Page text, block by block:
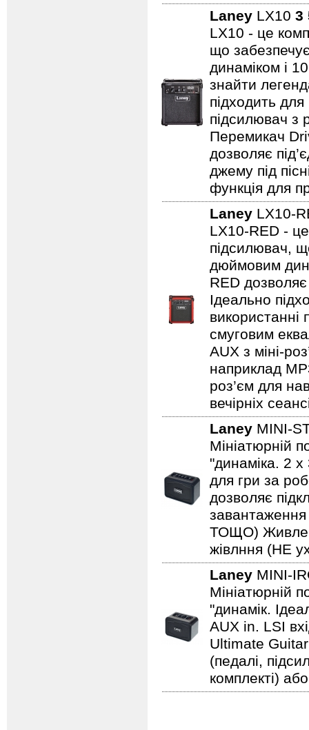
Laney LX10 3
LX10 - це
що
динаміком і
знайти
підходить
підсилювач з
Перемикач
дозволяє
джему під
функція для
Laney LX10-
LX10-RED -
підсилювач,
дюймовим
RED
Ідеально
використанні
смуговим
AUX з міні-
наприклад
роз’єм для
вечірніх
Laney MINI-
Мініатюрній
"динаміка. 2
для гри за
дозволяє
завантаження
ТОЩО)
жівлння (НЕ
Laney MINI-
Мініатюрній
"динамік.
AUX in. LSI
Ultimate Guitar
(педалі,
комплекті)